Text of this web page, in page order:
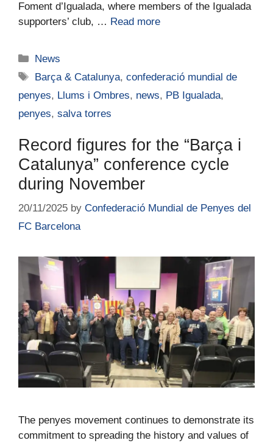
Foment d’Igualada, where members of the Igualada
supporters’ club, … Read more
News
Barça & Catalunya,confederació mundial de
penyes, Llums i Ombres, news, PB Igualada,
penyes, salva torres
Record figures for the “Barça i
Catalunya” conference cycle
during November
20/11/2025 by Confederació Mundial de Penyes del
FC Barcelona
The penyes movement continues to demonstrate its
commitment to spreading the history and values of